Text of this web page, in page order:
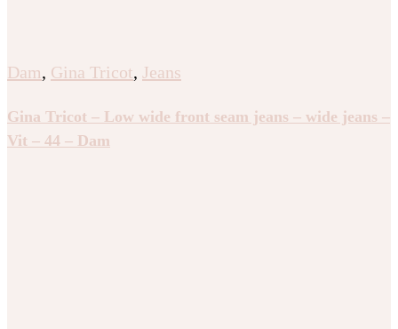
Dam, Gina Tricot, Jeans
Gina Tricot – Low wide front seam jeans – wide jeans –
Vit – 44 – Dam